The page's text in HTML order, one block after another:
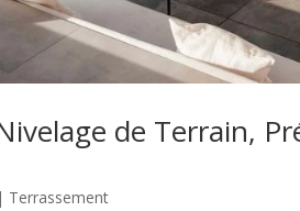
de Terrain,
Terrassement